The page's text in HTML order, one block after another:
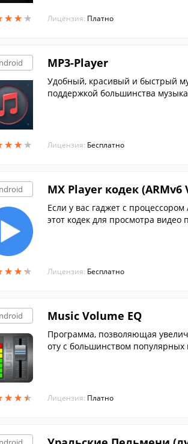
★★★
★★★ Лицензия: Платно
★★ ★
★★ ★
MP3-Player
Удобный, красивый и быстрый
поддержкой большинства
Лицензия: Бесплатно
★★★
★★★
MX Player кодек (ARMv6
Если у вас гаджет с
этот кодек для просмотра
Лицензия: Бесплатно
★★★
★★★
Music Volume EQ
Программа, позволяющая
оту с большинством популярных
Лицензия: Платно